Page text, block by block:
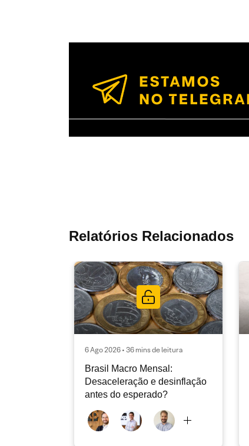
Relatórios Relacionados
6 Ago 2026 • 36 mins de leitura
Brasil Macro Mensal:
Desaceleração e desinflação
antes do esperado?